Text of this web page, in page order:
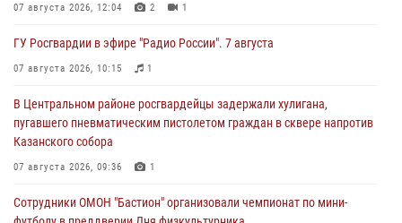
07 августа 2026, 12:04 2 1
ГУ Росгвардии в эфире "Радио России". 7 августа
07 августа 2026, 10:15 1
В Центральном районе росгвардейцы задержали хулигана,
пугавшего пневматическим пистолетом граждан в сквере напротив
Казанского собора
07 августа 2026, 09:36 1
Сотрудники ОМОН "Бастион" организовали чемпионат по мини-